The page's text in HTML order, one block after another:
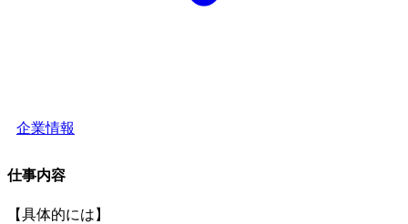
企業情報
仕事内容
【具体的には】